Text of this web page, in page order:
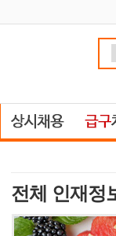
전체 인재정